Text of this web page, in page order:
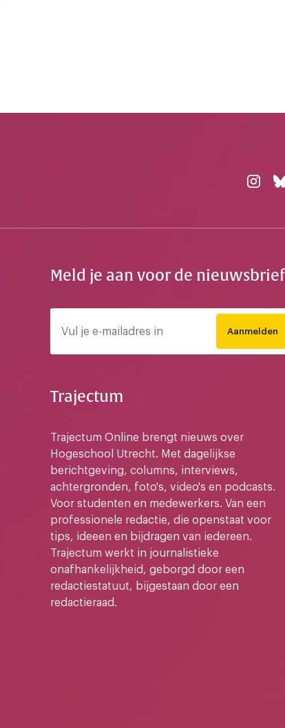
Meld je aan voor de nieuwsbrief
Aanmelden
Trajectum
Trajectum Online brengt nieuws over
Hogeschool Utrecht. Met dagelijkse
berichtgeving, columns, interviews,
achtergronden, foto's, video's en podcasts.
Voor studenten en medewerkers. Van een
professionele redactie, die openstaat voor
tips, ideeen en bijdragen van iedereen.
Trajectum werkt in journalistieke
onafhankelijkheid, geborgd door een
redactiestatuut, bijgestaan door een
redactieraad.